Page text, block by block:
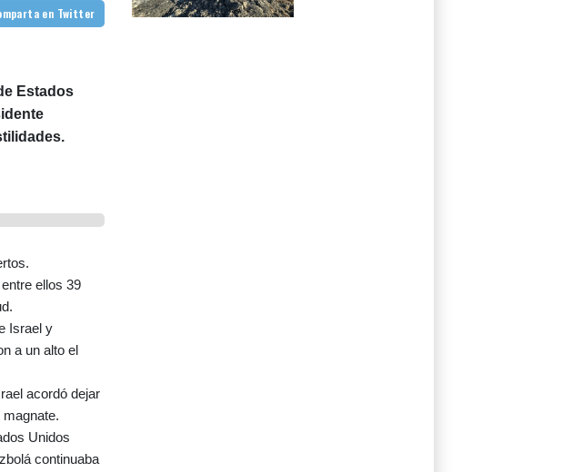
en Twitter
Estados
ellos 39
Israel y
a un alto el
acordó dejar
Unidos
continuaba